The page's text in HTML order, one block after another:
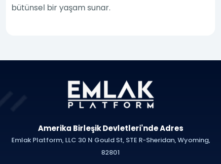
bütünsel bir yaşam sunar.
Amerika Birleşik Devletleri'nde Adres
Emlak Platform, LLC 30 N Gould St, STE R-Sheridan, Wyoming,
82801